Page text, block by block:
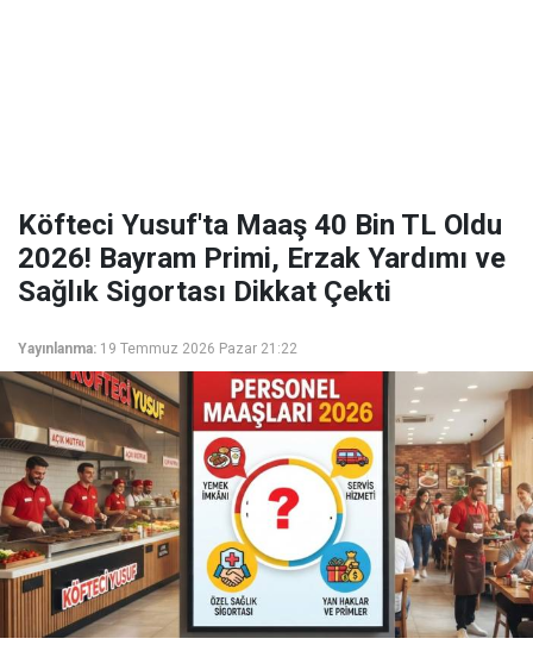
Köfteci Yusuf'ta Maaş 40 Bin TL Oldu
2026! Bayram Primi, Erzak Yardımı ve
Sağlık Sigortası Dikkat Çekti
Yayınlanma: 19 Temmuz 2026 Pazar 21:22